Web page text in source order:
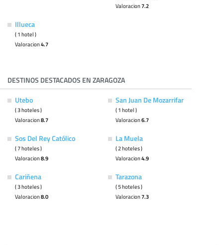
Valoracion7.2
Illueca
( 1 hotel )
Valoracion4.7
DESTINOS DESTACADOS EN ZARAGOZA
Utebo
( 3 hoteles )
Valoracion8.7
San Juan De Mozarrifar
( 1 hotel )
Valoracion6.7
Sos Del Rey Católico
( 7 hoteles )
Valoracion8.9
La Muela
( 2 hoteles )
Valoracion4.9
Cariñena
( 3 hoteles )
Valoracion8.0
Tarazona
( 5 hoteles )
Valoracion7.3